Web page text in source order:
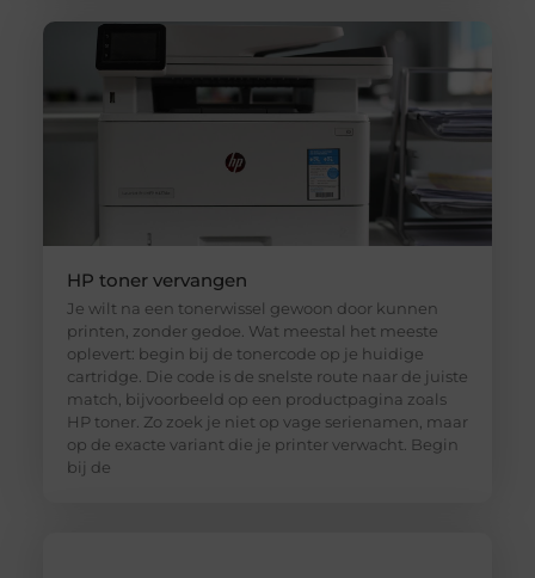
HP toner vervangen
Je wilt na een tonerwissel gewoon door kunnen
printen, zonder gedoe. Wat meestal het meeste
oplevert: begin bij de tonercode op je huidige
cartridge. Die code is de snelste route naar de juiste
match, bijvoorbeeld op een productpagina zoals
HP toner. Zo zoek je niet op vage serienamen, maar
op de exacte variant die je printer verwacht. Begin
bij de